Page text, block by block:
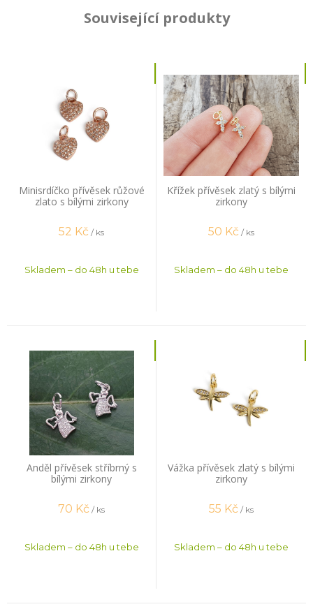
Související produkty
Minisrdíčko přívěsek růžové
zlato s bílými zirkony
52 Kč / ks
Skladem – do 48h u tebe
Křížek přívěsek zlatý s bílými
zirkony
50 Kč / ks
Skladem – do 48h u tebe
Anděl přívěsek stříbrný s
bílými zirkony
70 Kč / ks
Skladem – do 48h u tebe
Vážka přívěsek zlatý s bílými
zirkony
55 Kč / ks
Skladem – do 48h u tebe